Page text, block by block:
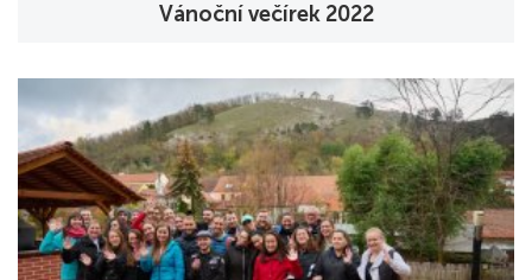
Vánoční večírek 2022